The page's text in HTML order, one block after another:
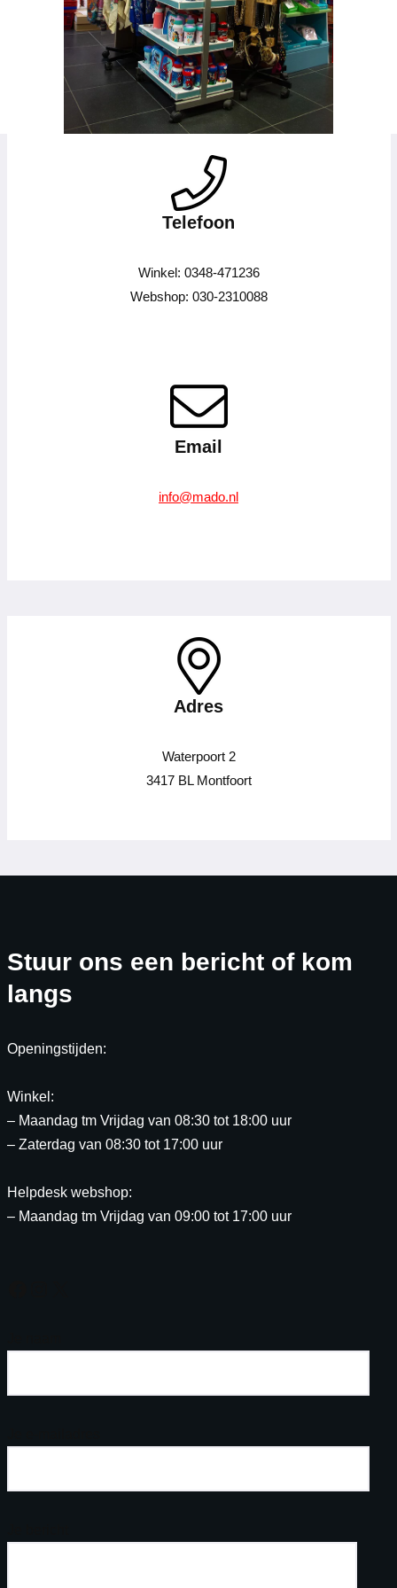
Telefoon
Winkel: 0348-471236
Webshop: 030-2310088
Email
info@mado.nl
Adres
Waterpoort 2
3417 BL Montfoort
Stuur ons een bericht of kom
langs
Openingstijden:
Winkel:
– Maandag tm Vrijdag van 08:30 tot 18:00 uur
– Zaterdag van 08:30 tot 17:00 uur
Helpdesk webshop:
– Maandag tm Vrijdag van 09:00 tot 17:00 uur